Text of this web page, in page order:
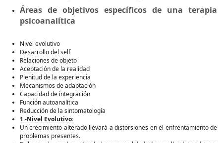
Áreas de objetivos específicos de una terapia
psicoanalítica
Nivel evolutivo
Desarrollo del self
Relaciones de objeto
Aceptación de la realidad
Plenitud de la experiencia
Mecanismos de adaptación
Capacidad de integración
Función autoanalítica
Reducción de la sintomatología
1.-Nivel Evolutivo:
Un crecimiento alterado llevará a distorsiones en el enfrentamiento de
problemas presentes.